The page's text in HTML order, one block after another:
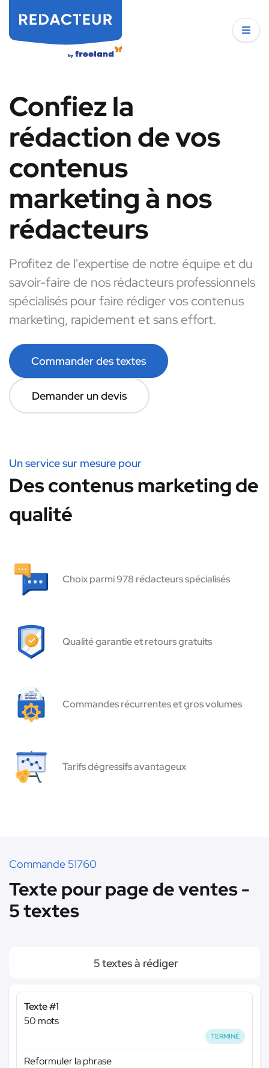
Confiez la
rédaction de vos
contenus
marketing à nos
rédacteurs
Profitez de l'expertise de notre équipe et du
savoir-faire de nos rédacteurs professionnels
spécialisés pour faire rédiger vos contenus
marketing, rapidement et sans effort.
Commander des textes
Demander un devis
Un service sur mesure pour
Des contenus marketing de
qualité
Choix parmi 978 rédacteurs spécialisés
Qualité garantie et retours gratuits
Commandes récurrentes et gros volumes
Tarifs dégressifs avantageux
Commande 51760
Texte pour page de ventes -
5 textes
5 textes à rédiger
Texte #1
50 mots
TERMINÉ
Reformuler la phrase